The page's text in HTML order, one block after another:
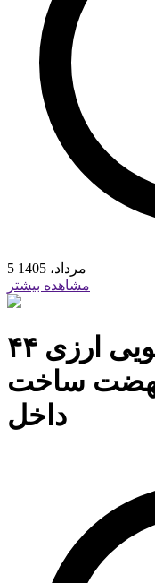
5 مرداد، 1405
مشاهده بیشتر
۴۴ میلیون دلار صرفه‌جویی ارزی
نهضت ساخت
داخل